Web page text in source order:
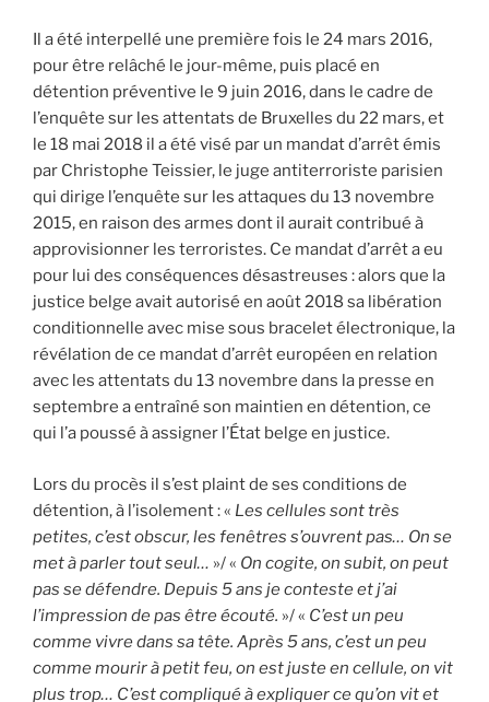
Il a été interpellé une première fois le 24 mars 2016,
pour être relâché le jour-même, puis placé en
détention préventive le 9 juin 2016, dans le cadre de
l’enquête sur les attentats de Bruxelles du 22 mars, et
le 18 mai 2018 il a été visé par un mandat d’arrêt émis
par Christophe Teissier, le juge antiterroriste parisien
qui dirige l’enquête sur les attaques du 13 novembre
2015, en raison des armes dont il aurait contribué à
approvisionner les terroristes. Ce mandat d’arrêt a eu
pour lui des conséquences désastreuses : alors que la
justice belge avait autorisé en août 2018 sa libération
conditionnelle avec mise sous bracelet électronique, la
révélation de ce mandat d’arrêt européen en relation
avec les attentats du 13 novembre dans la presse en
septembre a entraîné son maintien en détention, ce
qui l’a poussé à assigner l’État belge en justice.
Lors du procès il s’est plaint de ses conditions de
détention, à l’isolement : « Les cellules sont très
petites, c’est obscur, les fenêtres s’ouvrent pas… On se
met à parler tout seul… »/ « On cogite, on subit, on peut
pas se défendre. Depuis 5 ans je conteste et j’ai
l’impression de pas être écouté. »/ « C’est un peu
comme vivre dans sa tête. Après 5 ans, c’est un peu
comme mourir à petit feu, on est juste en cellule, on vit
plus trop… C’est compliqué à expliquer ce qu’on vit et